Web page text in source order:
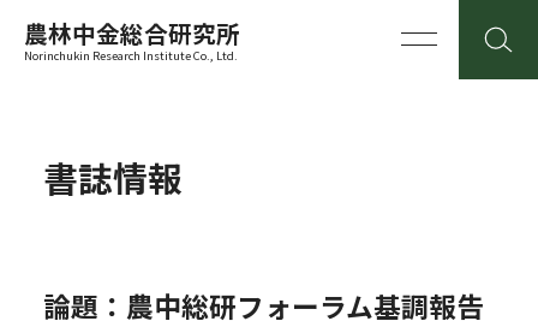
農林中金総合研究所
Norinchukin Research Institute Co., Ltd.
書誌情報
論題：農中総研フォーラム基調報告